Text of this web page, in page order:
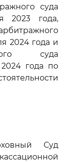
суда
2023 года,
2024 года и
суда
года по
Суд